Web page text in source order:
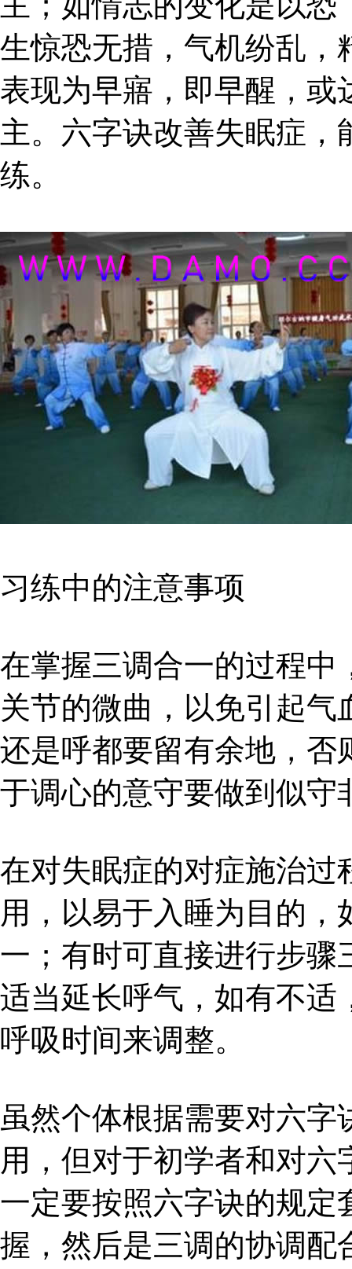
生惊恐无措，气机纷乱，
表现为早寤，即早醒，或
主。六字诀改善失眠症
练。
习练中的注意事项
在掌握三调合一的过程中
关节的微曲，以免引起
还是呼都要留有余地，否
于调心的意守要做到似守
在对失眠症的对症施治过
用，以易于入睡为目的
一；有时可直接进行步骤
适当延长呼气，如有不适
呼吸时间来调整。
虽然个体根据需要对六
用，但对于初学者和对
一定要按照六字诀的规定
握，然后是三调的协调配